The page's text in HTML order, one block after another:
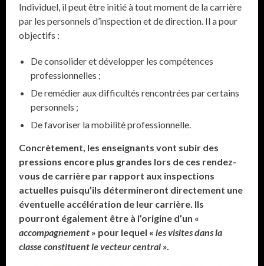
Individuel, il peut être initié à tout moment de la carrière
par les personnels d’inspection et de direction. Il a pour
objectifs :
De consolider et développer les compétences
professionnelles ;
De remédier aux difficultés rencontrées par certains
personnels ;
De favoriser la mobilité professionnelle.
Concrètement, les enseignants vont subir des
pressions encore plus grandes lors de ces rendez-
vous de carrière par rapport aux inspections
actuelles puisqu’ils détermineront directement une
éventuelle accélération de leur carrière. Ils
pourront également être à l’origine d’un «
accompagnement » pour lequel «les visites dans la
classe constituent le vecteur central ».